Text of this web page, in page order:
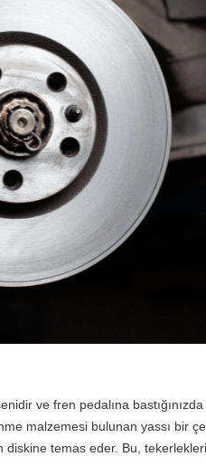
ve fren pedalına bastığınızda
malzemesi bulunan yassı bir
diskine temas eder. Bu,